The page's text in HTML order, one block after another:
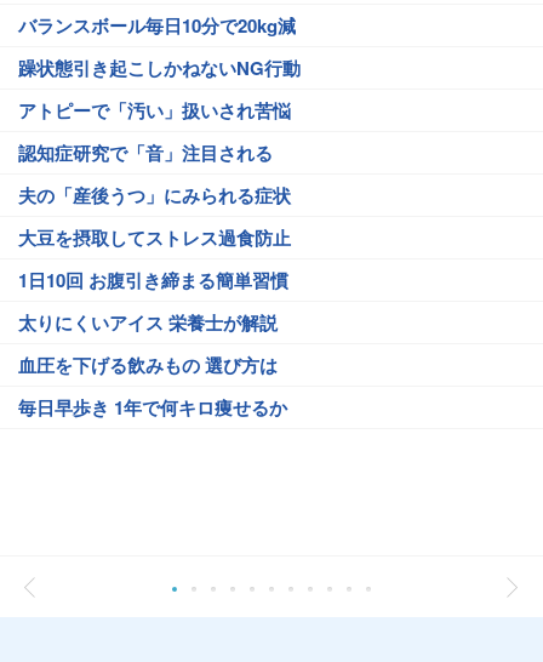
バランスボール毎日10分で20kg減
躁状態引き起こしかねないNG行動
アトピーで「汚い」扱いされ苦悩
認知症研究で「音」注目される
夫の「産後うつ」にみられる症状
大豆を摂取してストレス過食防止
1日10回 お腹引き締まる簡単習慣
太りにくいアイス 栄養士が解説
血圧を下げる飲みもの 選び方は
毎日早歩き 1年で何キロ痩せるか